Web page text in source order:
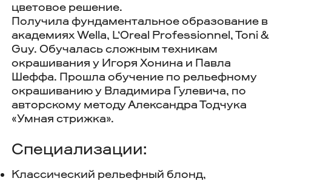
цветовое решение.
Получила фундаментальное образование в
академиях Wella, L’Oreal Professionnel, Toni &
Guy. Обучалась сложным техникам
окрашивания у Игоря Хонина и Павла
Шеффа. Прошла обучение по рельефному
окрашиванию у Владимира Гулевича, по
авторскому методу Александра Тодчука
«Умная стрижка».
Специализации:
Классический рельефный блонд,